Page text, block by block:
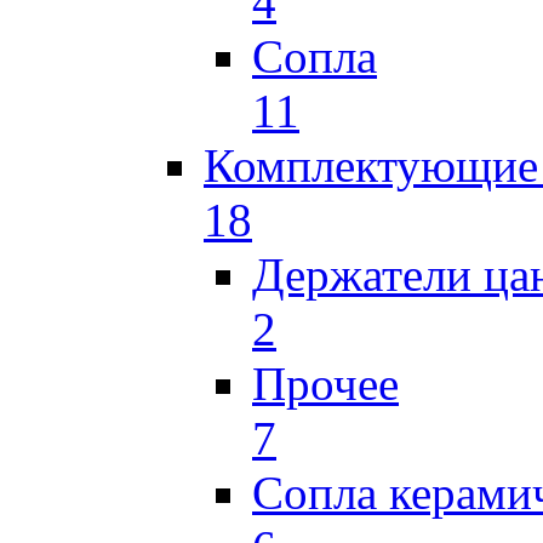
Сопла
11
18
Держатели
2
Прочее
7
Сопла